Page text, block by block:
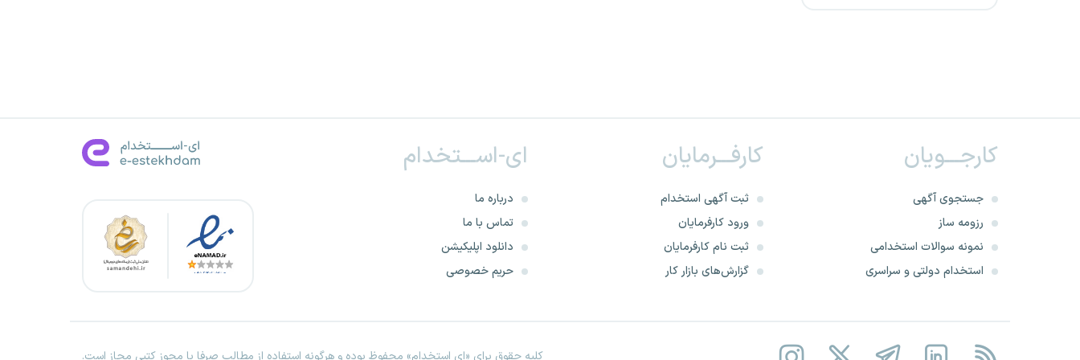
بهسازی شهری ایران
دانشگاه علوم پزشکی نیشابور
دانشگاه علوم پزشکی شیراز
کارجـــویان
جستجوی آگهی
رزومه ساز
نمونه سوالات استخدامی
استخدام دولتی و سراسری
کارفـــرمایان
ثبت آگهی استخدام
ورود کارفرمایان
ثبت نام کارفرمایان
گزارش‌های بازار کار
ای-اســـتخدام
درباره ما
تماس با ما
دانلود اپلیکیشن
حریم خصوصی
کلیه حقوق برای «ای استخدام» محفوظ بوده و هرگونه استفاده از مطالب صرفا با مجوز کتبی مجاز است.